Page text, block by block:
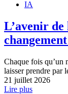
IA
L’avenir
Chaque fois qu’un
laisser prendre par
21 juillet 2026
Lire plus